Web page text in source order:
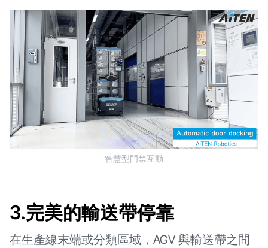
智慧型門禁互動
3.完美的輸送帶停靠
在生產線末端或分類區域，AGV 與輸送帶之間